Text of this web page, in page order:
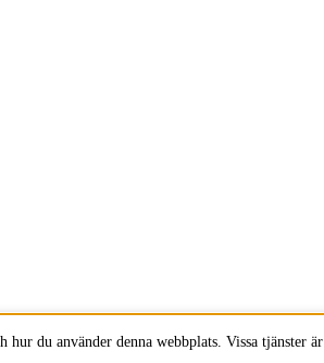
du använder denna webbplats. Vissa tjänster är